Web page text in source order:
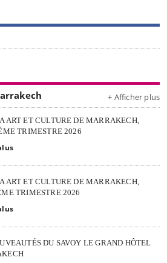
+ Afficher plus
ART ET CULTURE DE MARRAKECH,
TRIMESTRE 2026
ART ET CULTURE DE MARRAKECH,
TRIMESTRE 2026
DU SAVOY LE GRAND HÔTEL